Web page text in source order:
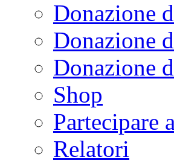
Donazione
Donazione
Donazione
Shop
Partecipare
Relatori